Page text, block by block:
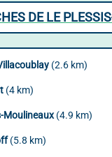
DE LE
(2.6 km)
(4 km)
Moulineaux(4.9 km)
(5.8 km)